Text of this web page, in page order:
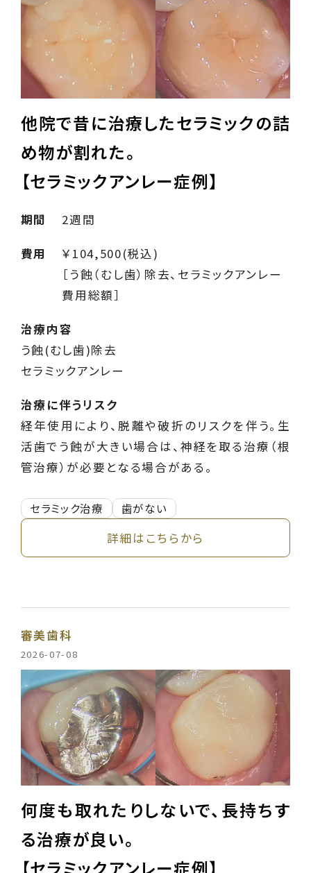
他院で昔に治療したセラミックの詰
め物が割れた。
【セラミックアンレー症例】
期間 2週間
費用
￥104,500(税込)
［う蝕（むし歯）除去、セラミックアンレー
費用総額］
治療内容
う蝕(むし歯)除去
セラミックアンレー
治療に伴うリスク
経年使用により、脱離や破折のリスクを伴う。生
活歯でう蝕が大きい場合は、神経を取る治療（根
管治療）が必要となる場合がある。
セラミック治療 歯がない
詳細はこちらから
審美歯科
2026-07-08
何度も取れたりしないで、長持ちす
る治療が良い。
【セラミックアンレー症例】